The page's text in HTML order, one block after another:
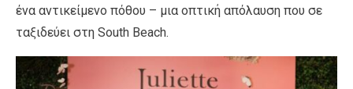
ένα αντικείμενο πόθου – μια οπτική απόλαυση που σε
ταξιδεύει στη South Beach.